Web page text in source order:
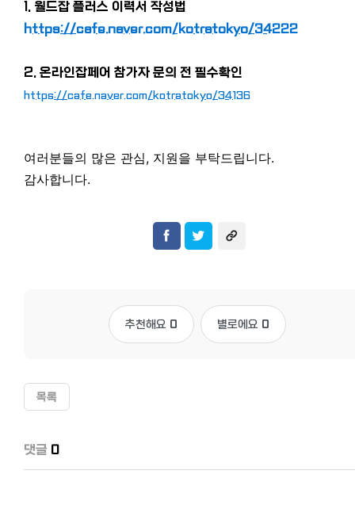
1. 월드잡 플러스 이력서 작성법
https://cafe.naver.com/kotratokyo/34222
2. 온라인잡페어 참가자 문의 전 필수확인
https://cafe.naver.com/kotratokyo/34136
여러분들의 많은 관심, 지원을 부탁드립니다.
감사합니다.
추천해요 0 별로에요 0
목록
댓글 0